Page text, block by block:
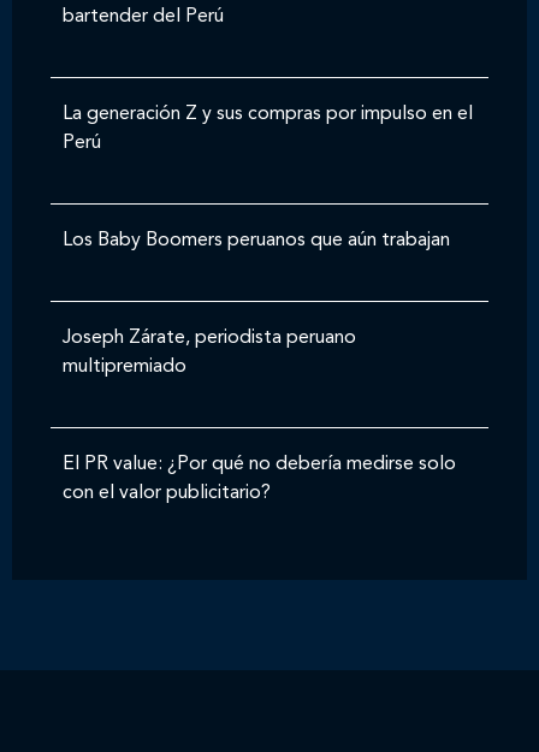
bartender del Perú
La generación Z y sus compras por impulso en el
Perú
Los Baby Boomers peruanos que aún trabajan
Joseph Zárate, periodista peruano
multipremiado
El PR value: ¿Por qué no debería medirse solo
con el valor publicitario?